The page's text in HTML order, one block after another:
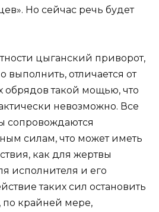
Но сейчас речь будет
цыганский приворот,
выполнить, отличается от
обрядов такой мощью, что
невозможно. Все
сопровождаются
силам, что может иметь
как для жертвы
исполнителя и его
таких сил остановить
по крайней мере,